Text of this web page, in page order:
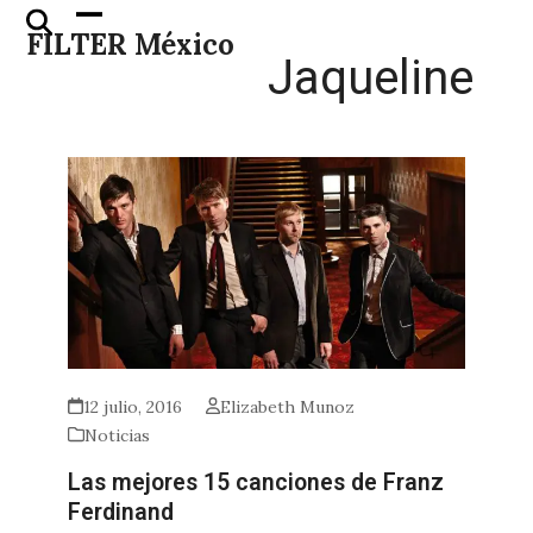
Skip
FILTER México
Open
mobile
Close
mobile
Jaqueline
12 julio, 2016
Elizabeth Munoz
Noticias
Las mejores 15 canciones de Franz
Ferdinand